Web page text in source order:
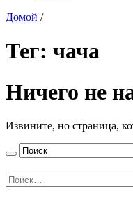
Домой /
Тег: чача
Ничего не
Извините, но страница,
Найти: